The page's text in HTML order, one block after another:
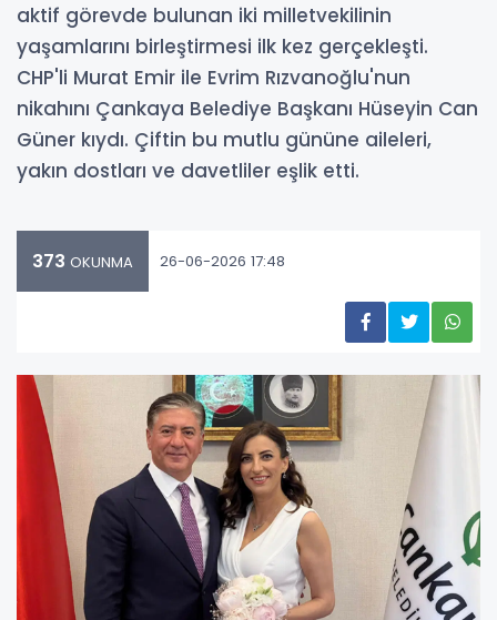
aktif görevde bulunan iki milletvekilinin
yaşamlarını birleştirmesi ilk kez gerçekleşti.
CHP'li Murat Emir ile Evrim Rızvanoğlu'nun
nikahını Çankaya Belediye Başkanı Hüseyin Can
Güner kıydı. Çiftin bu mutlu gününe aileleri,
yakın dostları ve davetliler eşlik etti.
373 OKUNMA 26-06-2026 17:48